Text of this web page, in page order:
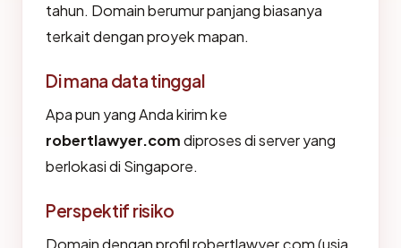
tahun. Domain berumur panjang biasanya
terkait dengan proyek mapan.
Di mana data tinggal
Apa pun yang Anda kirim ke
robertlawyer.comdiproses di server yang
berlokasi di Singapore.
Perspektif risiko
Domain dengan profil robertlawyer.com (usia